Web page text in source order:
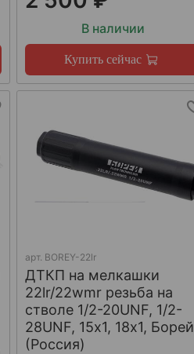
В наличии
Купить сейчас
арт. BOREY-22lr
ДТКП на мелкашки
22lr/22wmr резьба на
стволе 1/2-20UNF, 1/2-
28UNF, 15х1, 18х1, Борей
(Россия)